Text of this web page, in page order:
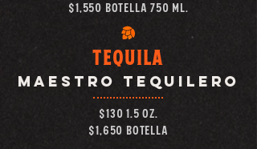
$1,550 BOTELLA 750 ML.
TEQUILA
MAESTRO TEQUILERO
$130 1.5 OZ.
$1,650 botella